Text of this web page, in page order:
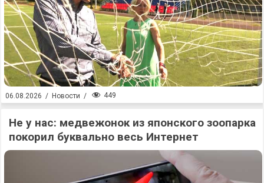
06.08.2026 / Новости / 449
Не у нас: медвежонок из японского зоопарка
покорил буквально весь Интернет